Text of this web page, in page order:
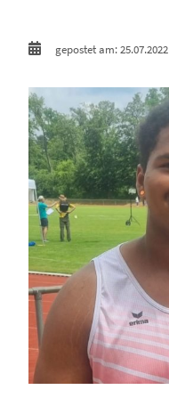
gepostet am: 25.07.2022